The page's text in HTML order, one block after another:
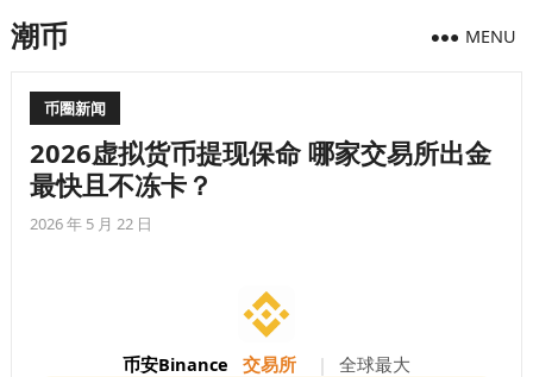
潮币 MENU
币圈新闻
2026虚拟货币提现保命 哪家交易所出金
最快且不冻卡？
2026 年 5 月 22 日
币安Binance 交易所 |
全球最大